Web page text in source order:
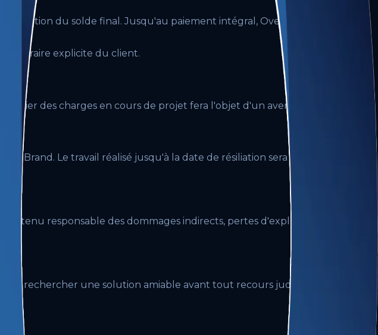
du solde final. Jusqu'au paiement intégral, OverBrand reste
contraire explicite du client.
des charges en cours de projet fera l'objet d'un avenant tarifaire.
Le travail réalisé jusqu'à la date de résiliation sera facturé au
tenu responsable des dommages indirects, pertes d'exploitation ou
à rechercher une solution amiable avant tout recours judiciaire.